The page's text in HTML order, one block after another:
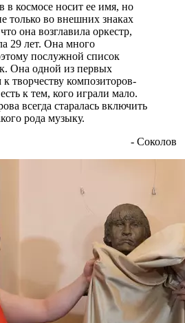
в космосе носит ее имя, но
только во внешних знаках
она возглавила оркестр,
29 лет. Она много
послужной список
Она одной из первых
творчеству композиторов-
к тем, кого играли мало.
всегда старалась включить
рода музыку.
- Соколов